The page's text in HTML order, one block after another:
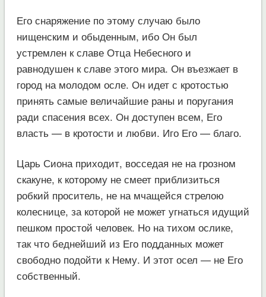
Его снаряжение по этому случаю было
нищенским и обыденным, ибо Он был
устремлен к славе Отца Небесного и
равнодушен к славе этого мира. Он въезжает в
город на молодом осле. Он идет с кротостью
принять самые величайшие раны и поругания
ради спасения всех. Он доступен всем, Его
власть — в кротости и любви. Иго Его — благо.
Царь Сиона приходит, восседая не на грозном
скакуне, к которому не смеет приблизиться
робкий проситель, не на мчащейся стрелою
колеснице, за которой не может угнаться идущий
пешком простой человек. Но на тихом ослике,
так что беднейший из Его подданных может
свободно подойти к Нему. И этот осел — не Его
собственный.